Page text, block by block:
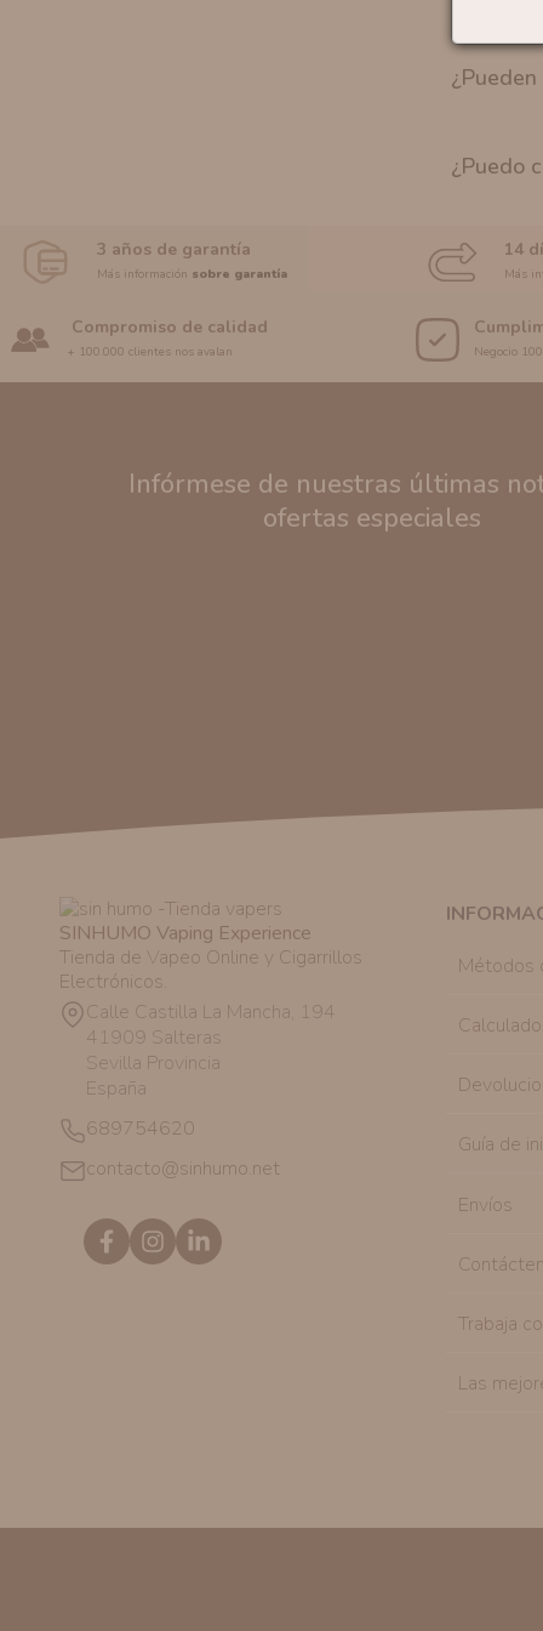
¿Puedo
3 años de garantía
Más información sobre garantía
14
Más
Compromiso de calidad
+ 100.000 clientes nos avalan Negocio
Infórmese de nuestras últimas
ofertas especiales
SINHUMO Vaping Experience
Tienda de Vapeo Online y Cigarrillos
Electrónicos.
Calle Castilla La Mancha, 194
41909 Salteras
Sevilla Provincia
España
689754620
contacto@sinhumo.net
Métodos
Guía de
Envíos
Trabaja
Las